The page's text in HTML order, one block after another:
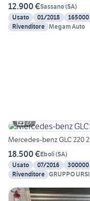
12.900 €Sassano(SA)
Usato
01/2018 165000
Rivenditore Megam Auto
27
Mercedes-benz GLC 220
18.500 €Eboli(SA)
Usato
07/2016 300000
Rivenditore GRUPPO URSI